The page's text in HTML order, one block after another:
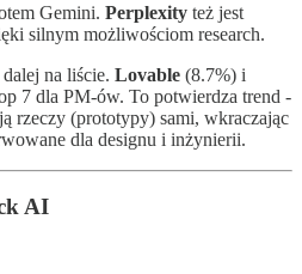
Gemini. Perplexity też jest
silnym możliwościom research.
na liście. Lovable (8.7%) i
7 dla PM-ów. To potwierdza trend -
rzeczy (prototypy) sami, wkraczając
dla designu i inżynierii.
AI